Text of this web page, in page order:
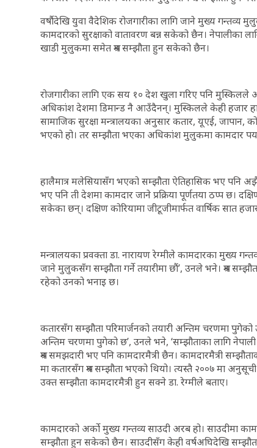
वर्षाैदेखि युवा वैदेशिक रोजगारीका लागि जाने मुख्य गन्तव्य
कामदारको सुरक्षाको वातावरण बन्न सकेको छैन। नेपालीका
खाडी मुलुकमा समेत श्रम सम्झौता हुन सकेको छैन।
रोजगारीका लागि एक सय १० देश खुला गरिए पनि मुस्किलले
अधिकांश देशमा डिमान्ड नै आउँदैनन्। मुस्किलले केही हजार
सामाजिक सुरक्षा मन्त्रालयका अनुसार कतार, यूएई, जापान,
भएको हो। तर सम्झौता भएका अधिकांश मुलुकमा कामदार
हालैमात्र मलेसियासँग भएको सम्झौता ऐतिहासिक भए पनि
भए पनि ती देशमा कामदार जाने प्रक्रिया पूर्णतया ठप्प छ।
सकेका छन्। दक्षिण कोरियामा जीटूजीमार्फत वार्षिक सात
मन्त्रालयका प्रवक्ता डा. नारायण रेग्मीले कामदारका मुख्य
जाने मुलुकसँग सम्झौता गर्ने तयारीमा छौं’, उनले भने। श्रम
रहेको उनको भनाइ छ।
कतारसँग सम्झौता परिमार्जनको तयारी अन्तिम चरणमा पुगेको
अन्तिम चरणमा पुगेको छ’, उनले भने, ‘सम्झौताका लागि
श्रम समझदारी भए पनि कामदारमैत्री छैन। कामदारमैत्री
मा कतारसँग श्रम सम्झौता भएको थियो। त्यस्तै २००७ मा
उक्त सम्झौता कामदारमैत्री हुन सक्ने डा. रेग्मीले बताए।
कामदारको अर्को मुख्य गन्तव्य साउदी अरब हो। साउदीमा
सम्झौता हुन सकेको छैन। साउदीसँग केही वर्षअघिदेखि